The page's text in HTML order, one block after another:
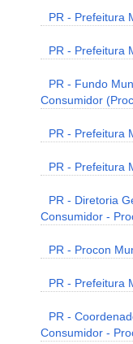
PR - Prefeitura
PR - Prefeitura
PR - Fundo
Consumidor
PR - Prefeitura
PR - Prefeitura
PR - Diretoria
Consumidor -
PR - Procon
PR - Prefeitura
PR -
Consumidor -